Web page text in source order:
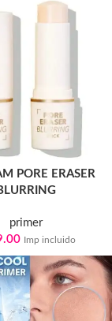
PORE ERASER
primer
Imp incluido